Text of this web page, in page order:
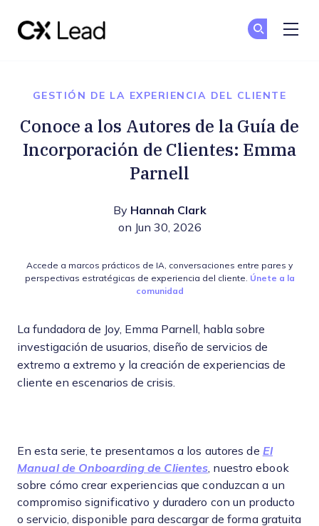
GESTIÓN DE LA EXPERIENCIA DEL CLIENTE
Conoce a los Autores de la Guía de
Incorporación de Clientes: Emma
Parnell
By Hannah Clark
on Jun 30, 2026
Accede a marcos prácticos de IA, conversaciones entre pares y
perspectivas estratégicas de experiencia del cliente. Únete a la
comunidad
La fundadora de Joy, Emma Parnell, habla sobre
investigación de usuarios, diseño de servicios de
extremo a extremo y la creación de experiencias de
cliente en escenarios de crisis.
En esta serie, te presentamos a los autores de El
Manual de Onboarding de Clientes , nuestro ebook
sobre cómo crear experiencias que conduzcan a un
compromiso significativo y duradero con un producto
o servicio, disponible para descargar de forma gratuita